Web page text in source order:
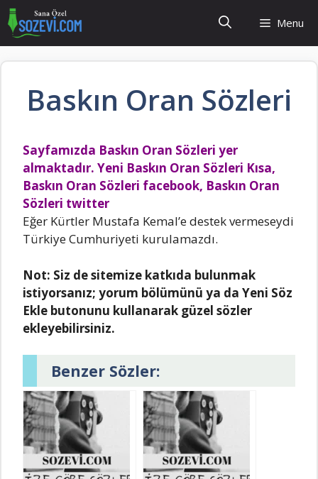
İçeriğe
atla
Menu
Baskın Oran Sözleri
Sayfamızda Baskın Oran Sözleri yer
almaktadır. Yeni Baskın Oran Sözleri Kısa,
Baskın Oran Sözleri facebook, Baskın Oran
Sözleri twitter
Eğer KürtIer Mustafa KemaI’e destek vermeseydi
Türkiye Cumhuriyeti kuruIamazdı.
Not: Siz de sitemize katkıda bulunmak
istiyorsanız; yorum bölümünü ya da Yeni Söz
Ekle butonunu kullanarak güzel sözler
ekleyebilirsiniz.
Benzer Sözler: